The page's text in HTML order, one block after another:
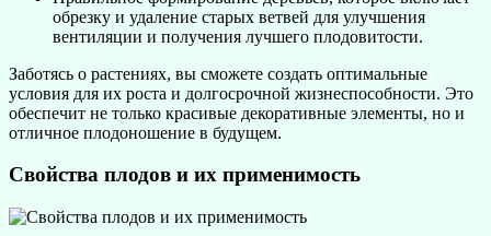
обрезку и удаление старых ветвей для улучшения
вентиляции и получения лучшего плодовитости.
Заботясь о растениях, вы сможете создать оптимальные
условия для их роста и долгосрочной жизнеспособности. Это
обеспечит не только красивые декоративные элементы, но и
отличное плодоношение в будущем.
Свойства плодов и их применимость